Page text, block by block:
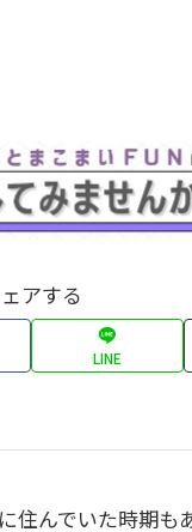
アする
LINE
住んでいた時期も